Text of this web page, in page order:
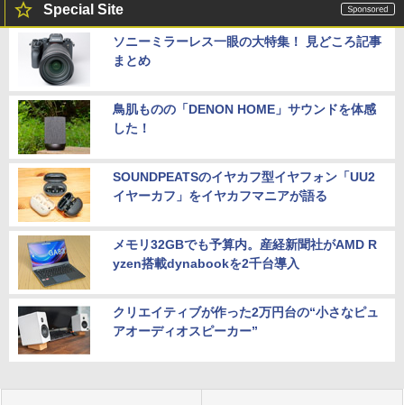
Special Site
ソニーミラーレス一眼の大特集！ 見どころ記事
まとめ
鳥肌ものの「DENON HOME」サウンドを体感
した！
SOUNDPEATSのイヤカフ型イヤフォン「UU2
イヤーカフ」をイヤカフマニアが語る
メモリ32GBでも予算内。産経新聞社がAMD R
yzen搭載dynabookを2千台導入
クリエイティブが作った2万円台の“小さなピュ
アオーディオスピーカー”